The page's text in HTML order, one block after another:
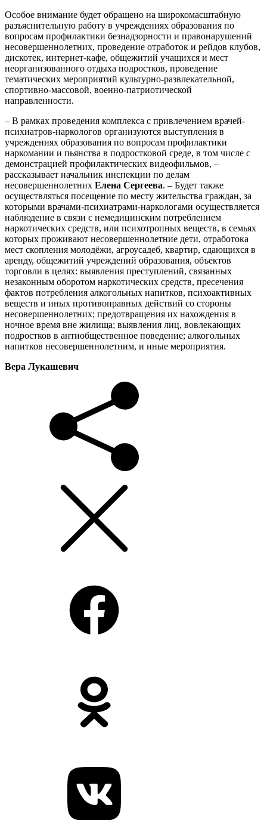
Особое внимание будет обращено на широкомасштабную
разъяснительную работу в учреждениях образования по
вопросам профилактики безнадзорности и правонарушений
несовершеннолетних, проведение отработок и рейдов клубов,
дискотек, интернет-кафе, общежитий учащихся и мест
неорганизованного отдыха подростков, проведение
тематических мероприятий культурно-развлекательной,
спортивно-массовой, военно-патриотической
направленности.
– В рамках проведения комплекса с привлечением врачей-
психиатров-наркологов организуются выступления в
учреждениях образования по вопросам профилактики
наркомании и пьянства в подростковой среде, в том числе с
демонстрацией профилактических видеофильмов, –
рассказывает начальник инспекции по делам
несовершеннолетних Елена Сергеева. – Будет также
осуществляться посещение по месту жительства граждан, за
которыми врачами-психиатрами-наркологами осуществляется
наблюдение в связи с немедицинским потреблением
наркотических средств, или психотропных веществ, в семьях
которых проживают несовершеннолетние дети, отработока
мест скопления молодёжи, агроусадеб, квартир, сдающихся в
аренду, общежитий учреждений образования, объектов
торговли в целях: выявления преступлений, связанных
незаконным оборотом наркотических средств, пресечения
фактов потребления алкогольных напитков, психоактивных
веществ и иных противоправных действий со стороны
несовершеннолетних; предотвращения их нахождения в
ночное время вне жилища; выявления лиц, вовлекающих
подростков в антиобщественное поведение; алкогольных
напитков несовершеннолетним, и иные мероприятия.
Вера Лукашевич